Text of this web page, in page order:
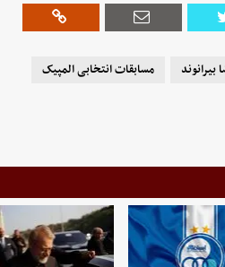
بیرانوند مسابقات انتخابی المپیک